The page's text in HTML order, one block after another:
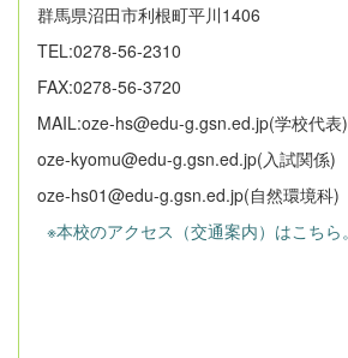
群馬県沼田市利根町平川1406
TEL:0278-56-2310
FAX:0278-56-3720
MAIL:oze-hs@edu-g.gsn.ed.jp(学校代表)
oze-kyomu@edu-g.gsn.ed.jp(入試関係)
oze-hs01@edu-g.gsn.ed.jp(自然環境科)
※本校のアクセス（交通案内）はこちら。